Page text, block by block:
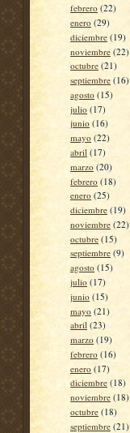
febrero (22)
enero (29)
diciembre (19)
noviembre (22)
octubre (21)
septiembre (16)
agosto (15)
julio (17)
junio (16)
mayo (22)
abril (17)
marzo (20)
febrero (18)
enero (25)
diciembre (19)
noviembre (22)
octubre (15)
septiembre (9)
agosto (15)
julio (17)
junio (15)
mayo (21)
abril (23)
marzo (19)
febrero (16)
enero (17)
diciembre (18)
noviembre (18)
octubre (18)
septiembre (21)